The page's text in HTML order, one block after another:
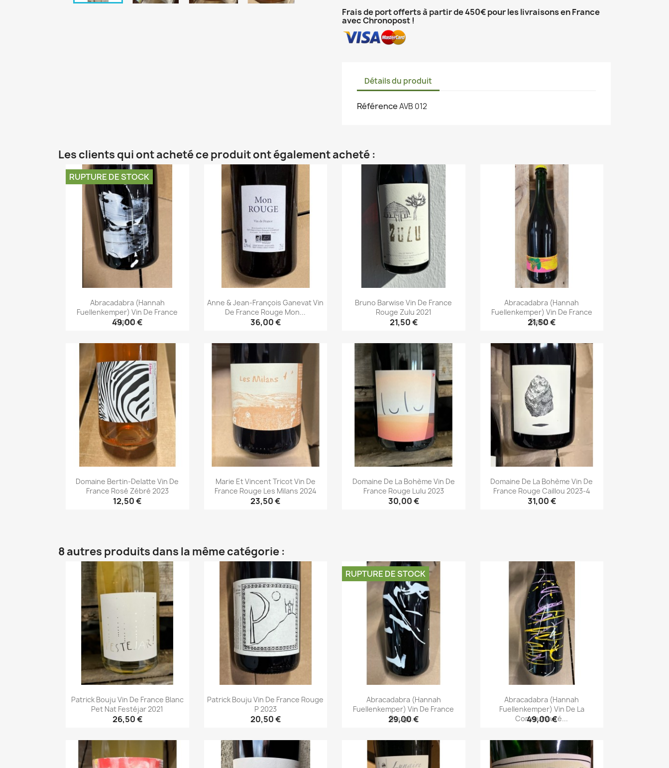
Frais de port offerts à partir de 450€ pour les livraisons en France
avec Chronopost !
Détails du produit
RéférenceAVB 012
Les clients qui ont acheté ce produit ont également acheté :
Abracadabra (Hannah
Fuellenkemper) Vin De France
Blanc...
49,00 €
RUPTURE DE STOCK
Aperçu rapide
Anne & Jean-François Ganevat Vin
De France Rouge Mon...
36,00 €
Aperçu rapide
Bruno Barwise Vin De France
Rouge Zulu 2021
21,50 €
Aperçu rapide
Abracadabra (Hannah
Fuellenkemper) Vin De France
Blanc...
21,50 €
Aperçu rapide
Domaine Bertin-Delatte Vin De
France Rosé Zébré 2023
12,50 €
Marie Et Vincent Tricot Vin De
France Rouge Les Milans 2024
23,50 €
Domaine De La Bohème Vin De
France Rouge Lulu 2023
30,00 €
Domaine De La Bohème Vin De
France Rouge Caillou 2023-4
31,00 €
8 autres produits dans la même catégorie :
Patrick Bouju Vin De France Blanc
Pet Nat Festéjar 2021
26,50 €
Aperçu rapide
Patrick Bouju Vin De France Rouge
P 2023
20,50 €
Aperçu rapide
Abracadabra (Hannah
Fuellenkemper) Vin De France
Rouge...
29,00 €
RUPTURE DE STOCK
Aperçu rapide
Abracadabra (Hannah
Fuellenkemper) Vin De La
Communauté...
49,00 €
Aperçu rapide